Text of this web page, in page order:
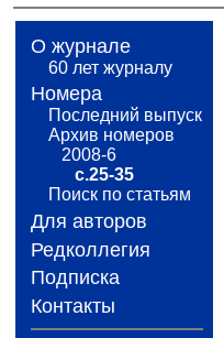
О журнале
60 лет журналу
Номера
Последний выпуск
Архив номеров
2008-6
с.25-35
Поиск по статьям
Для авторов
Редколлегия
Подписка
Контакты